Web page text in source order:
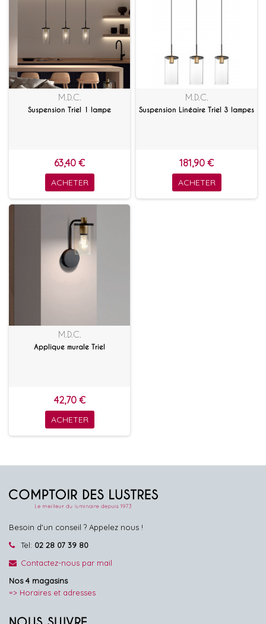
M.D.C.
Suspension Triel 1 lampe
63,40 €
ACHETER
M.D.C.
Suspension Linéaire Triel 3 lampes
181,90 €
ACHETER
M.D.C.
Applique murale Triel
42,70 €
ACHETER
Besoin d'un conseil ? Appelez nous !
Tel: 02 28 07 39 80
Contactez-nous par mail
Nos 4 magasins
=> Horaires et adresses